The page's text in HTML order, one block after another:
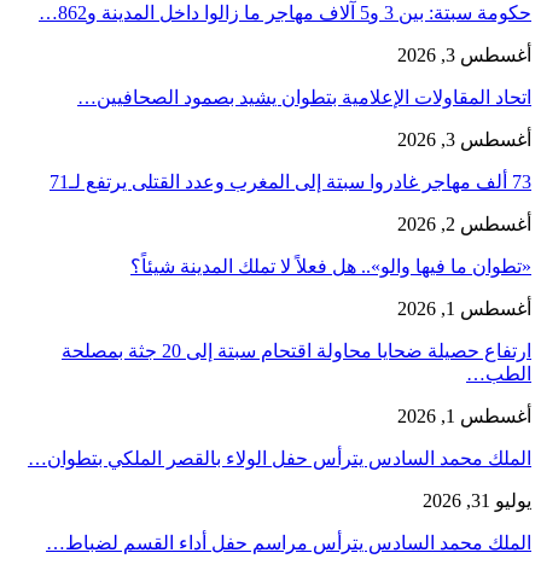
حكومة سبتة: بين 3 و5 آلاف مهاجر ما زالوا داخل المدينة و862…
أغسطس 3, 2026
اتحاد المقاولات الإعلامية بتطوان يشيد بصمود الصحافيين…
أغسطس 3, 2026
73 ألف مهاجر غادروا سبتة إلى المغرب وعدد القتلى يرتفع لـ71
أغسطس 2, 2026
«تطوان ما فيها والو».. هل فعلاً لا تملك المدينة شيئاً؟
أغسطس 1, 2026
ارتفاع حصيلة ضحايا محاولة اقتحام سبتة إلى 20 جثة بمصلحة
الطب…
أغسطس 1, 2026
الملك محمد السادس يترأس حفل الولاء بالقصر الملكي بتطوان…
يوليو 31, 2026
الملك محمد السادس يترأس مراسم حفل أداء القسم لضباط…